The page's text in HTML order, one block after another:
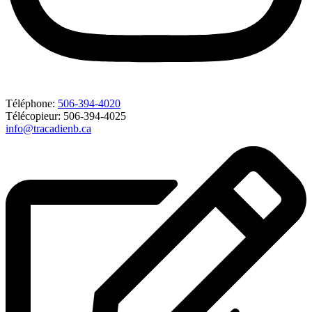
Téléphone: 506-394-4020
Télécopieur: 506-394-4025
info@tracadienb.ca